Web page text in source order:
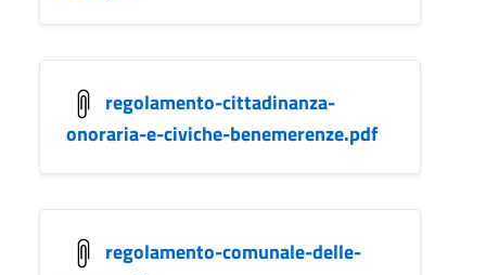
regolamento-cittadinanza-
onoraria-e-civiche-benemerenze.pdf
regolamento-comunale-delle-